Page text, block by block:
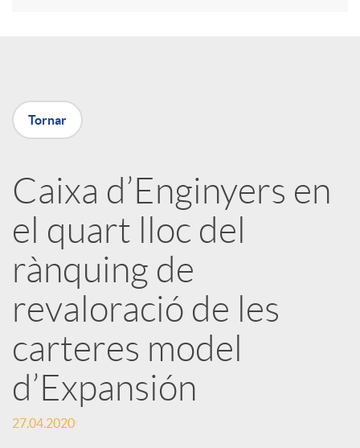
X
r
x
e
s
S
Tornar
Caixa d’Enginyers en
el quart lloc del
rànquing de
revaloració de les
carteres model
d’Expansión
27.04.2020